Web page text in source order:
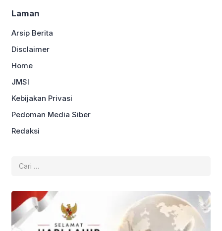
Laman
Arsip Berita
Disclaimer
Home
JMSI
Kebijakan Privasi
Pedoman Media Siber
Redaksi
untuk: